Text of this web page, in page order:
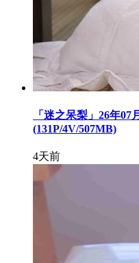
「迷之呆梨」26年07
(131P/4V/507MB)
4天前